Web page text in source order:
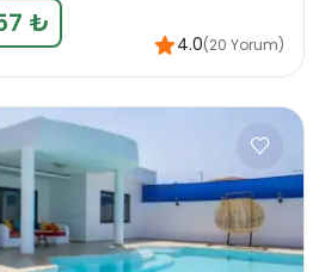
₺
4.0(20 Yorum)